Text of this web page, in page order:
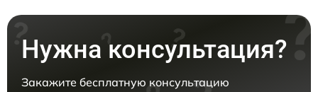
Нужна консультация?
Закажите бесплатную консультацию